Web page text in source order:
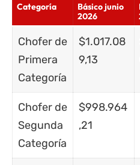
Categoría
Básico junio
2026
Chofer de
Primera
Categoría
$1.017.08
9,13
Chofer de
Segunda
Categoría
$998.964
,21